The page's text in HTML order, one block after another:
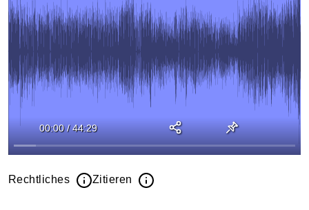
00:00 / 44:29
Rechtliches Zitieren